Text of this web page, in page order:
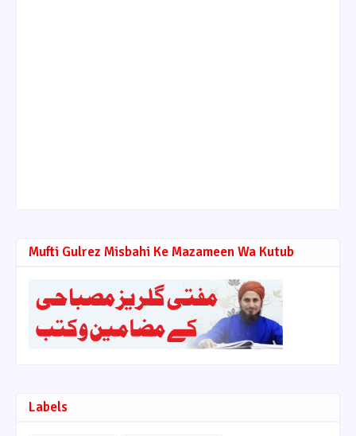
Mufti Gulrez Misbahi Ke Mazameen Wa Kutub
Labels